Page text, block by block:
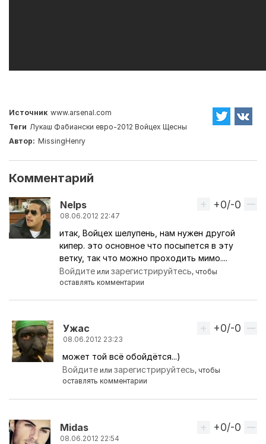
Источник www.arsenal.com
Теги Лукаш Фабиански евро-2012 Войцех Щесны
Автор: MissingHenry
Комментарий
Nelps
08.06.2012 22:47
Вверх
+0/-0
итак, Войцех шелупень, нам нужен другой
кипер. это основное что посыпется в эту
ветку, так что можно проходить мимо....
Войдите илизарегистрируйтесь, чтобы
оставлять комментарии
Ужас
08.06.2012 23:23
Ответ на комментарий пользователяNelps
Вверх
+0/-0
может той всё обойдётся...)
Войдите илизарегистрируйтесь, чтобы
оставлять комментарии
Midas
08.06.2012 22:54
Вверх
+0/-0